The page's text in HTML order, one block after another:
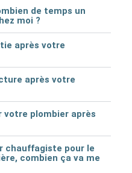
de temps un
moi ?
après votre
après votre
votre plombier après
chauffagiste pour le
combien ça va me